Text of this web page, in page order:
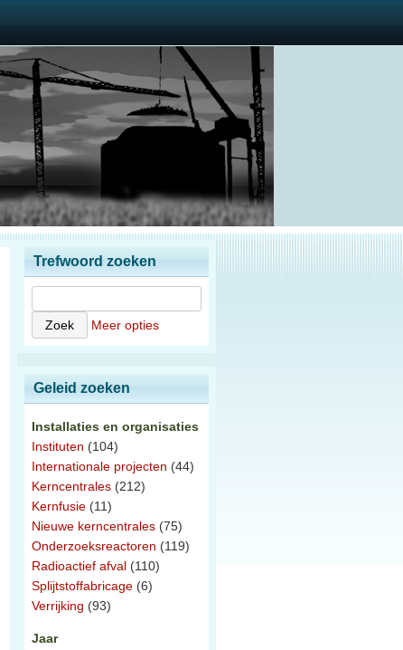
Trefwoord zoeken
Meer opties
Geleid zoeken
Installaties en organisaties
Instituten (104)
Internationale projecten (44)
Kerncentrales (212)
Kernfusie (11)
Nieuwe kerncentrales (75)
Onderzoeksreactoren (119)
Radioactief afval (110)
Splijtstoffabricage (6)
Verrijking (93)
Jaar